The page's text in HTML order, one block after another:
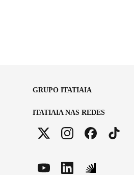
GRUPO ITATIAIA
ITATIAIA NAS REDES